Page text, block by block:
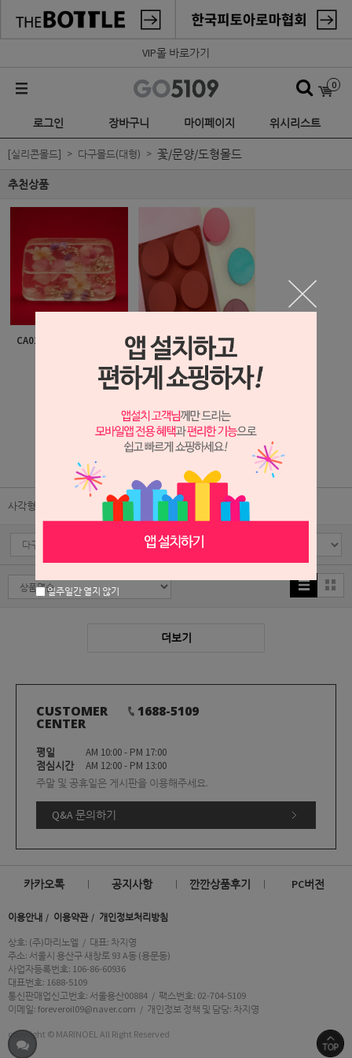
VIP몰 바로가기
0
로그인 장바구니 마이페이지 위시리스트
[실리콘몰드] 다구몰드(대형) 꽃/문양/도형몰드
추천상품
CA010 - 라운드 직사각형
NA005-둥근원형 6구몰드
1,500원
사각형몰드 원형몰드 꽃/문양/도형몰드
더보기
CUSTOMER
CENTER
1688-5109
평일
AM 10:00 - PM 17:00
점심시간
AM 12:00 - PM 13:00
주말 및 공휴일은 게시판을 이용해주세요.
Q&A 문의하기
카카오톡 공지사항 깐깐상품후기 PC버전
이용안내 이용약관 개인정보처리방침
상호: (주)마리노엘 / 대표: 차지영
주소: 서울시 용산구 새창로 93 A동 (용문동)
사업자등록번호: 106-86-60936
대표번호: 1688-5109
통신판매업신고번호: 서울용산00884 / 팩스번호: 02-704-5109
이메일: foreveroil09@naver.com / 개인정보 정책 및 담당: 차지영
copyright © MARINOEL All Right Reserved
일주일간 열지 않기